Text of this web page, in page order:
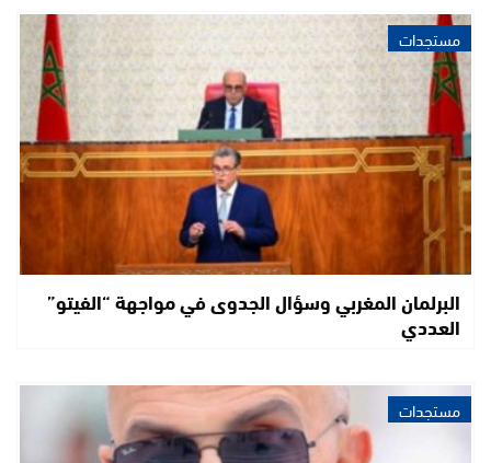
مستجدات
البرلمان المغربي وسؤال الجدوى في مواجهة “الفيتو”
العددي
مستجدات